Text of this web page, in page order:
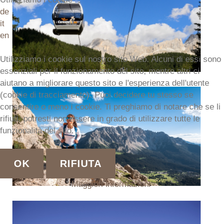
de
it
en
Utilizziamo i cookie sul nostro sito Web. Alcuni di essi sono
essenziali per il funzionamento del sito, mentre altri ci
aiutano a migliorare questo sito e l'esperienza dell'utente
(cookie di tracciamento). Puoi decidere tu stesso se
consentire o meno i cookie. Ti preghiamo di notare che se li
rifiuti, potresti non essere in grado di utilizzare tutte le
funzionalità del sito.
OK RIFIUTA
Maggiori informazioni